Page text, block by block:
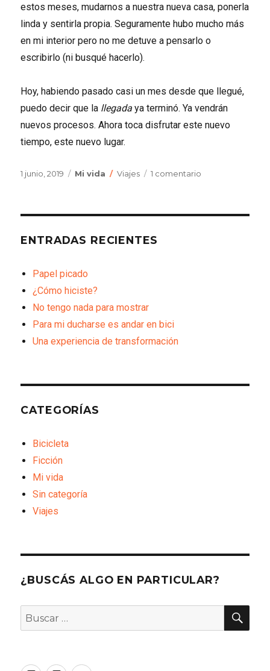
estos meses, mudarnos a nuestra nueva casa, ponerla
linda y sentirla propia. Seguramente hubo mucho más
en mi interior pero no me detuve a pensarlo o
escribirlo (ni busqué hacerlo).
Hoy, habiendo pasado casi un mes desde que llegué,
puedo decir que la llegadaya terminó. Ya vendrán
nuevos procesos. Ahora toca disfrutar este nuevo
tiempo, este nuevo lugar.
Publicado
1 junio, 2019 Categorías
Mi vida Etiquetas
Viajes 1 comentario
ENTRADAS RECIENTES
Papel picado
¿Cómo hiciste?
No tengo nada para mostrar
Para mi ducharse es andar en bici
Una experiencia de transformación
CATEGORÍAS
Bicicleta
Ficción
Mi vida
Sin categoría
Viajes
¿BUSCÁS ALGO EN PARTICULAR?
Buscar
por: